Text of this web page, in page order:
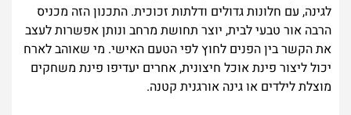
לגינה, עם חלונות גדולים ודלתות זכוכית. התכנון הזה מכניס
הרבה אור טבעי לבית, יוצר תחושת מרחב ונותן אפשרות לעצב
את הקשר בין הפנים לחוץ לפי הטעם האישי. מי שאוהב לארח
יכול ליצור פינת אוכל חיצונית, אחרים יעדיפו פינת משחקים
מוצלת לילדים או גינה אורגנית קטנה.